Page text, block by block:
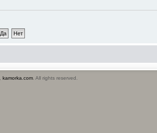
kamorka.com. All rights reserved.